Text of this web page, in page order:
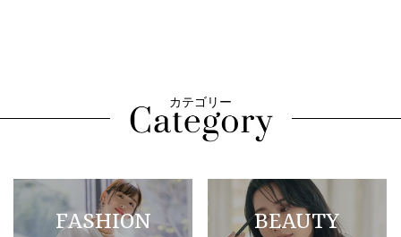
カテゴリー
FASHION BEAUTY